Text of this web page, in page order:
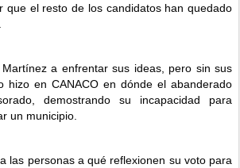
que el resto de los candidatos han quedado
a enfrentar sus ideas, pero sin sus
hizo en CANACO en dónde el abanderado
demostrando su incapacidad para
un municipio.
las personas a qué reflexionen su voto para